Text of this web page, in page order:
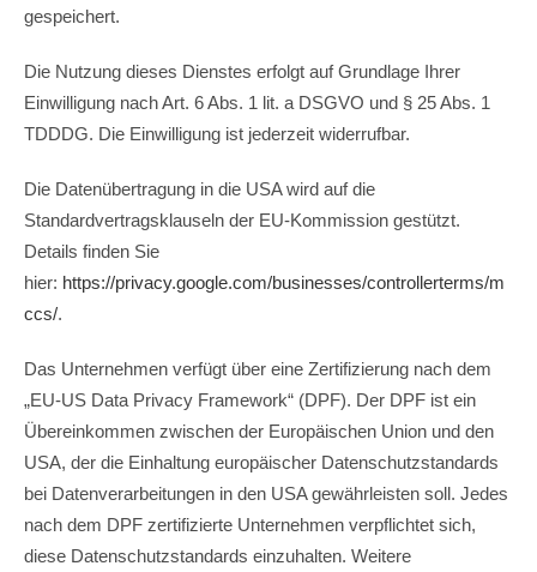
gespeichert.
Die Nutzung dieses Dienstes erfolgt auf Grundlage Ihrer
Einwilligung nach Art. 6 Abs. 1 lit. a DSGVO und § 25 Abs. 1
TDDDG. Die Einwilligung ist jederzeit widerrufbar.
Die Datenübertragung in die USA wird auf die
Standardvertragsklauseln der EU-Kommission gestützt.
Details finden Sie
hier: https://privacy.google.com/businesses/controllerterms/m
ccs/.
Das Unternehmen verfügt über eine Zertifizierung nach dem
„EU-US Data Privacy Framework“ (DPF). Der DPF ist ein
Übereinkommen zwischen der Europäischen Union und den
USA, der die Einhaltung europäischer Datenschutzstandards
bei Datenverarbeitungen in den USA gewährleisten soll. Jedes
nach dem DPF zertifizierte Unternehmen verpflichtet sich,
diese Datenschutzstandards einzuhalten. Weitere